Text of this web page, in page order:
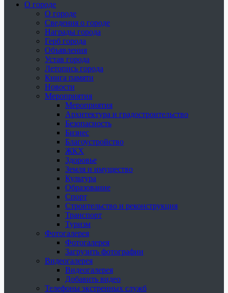
О городе
О городе
Сведения о городе
Награды города
Герб города
Объявления
Устав города
Летопись города
Книга памяти
Новости
Мероприятия
Мероприятия
Архитектура и градостроительство
Безопасность
Бизнес
Благоустройство
ЖКХ
Здоровье
Земля и имущество
Культура
Образование
Спорт
Строительство и реконструкция
Транспорт
Туризм
Фотогалерея
Фотогалерея
Загрузить фотографии
Видеогалерея
Видеогалерея
Добавить видео
Телефоны экстренных служб